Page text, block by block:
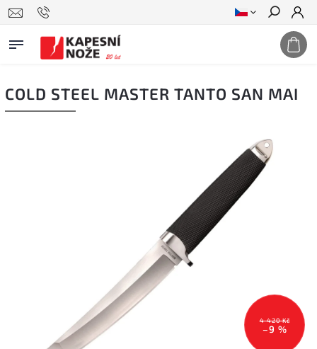
Hledat
COLD STEEL MASTER TANTO SAN MAI
4 420 Kč
–9 %